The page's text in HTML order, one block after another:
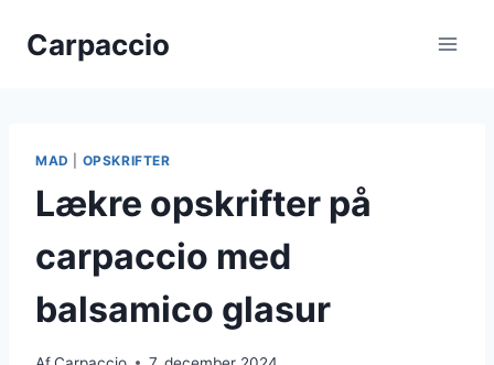
Carpaccio
MAD OPSKRIFTER
Lækre opskrifter på
carpaccio med
balsamico glasur